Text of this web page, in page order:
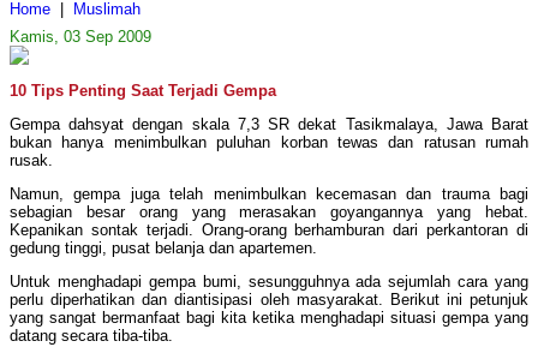
Home
Muslimah
Kamis, 03 Sep 2009
10 Tips Penting Saat Terjadi Gempa
Gempa dahsyat dengan skala 7,3 SR dekat Tasikmalaya, Jawa Barat
bukan hanya menimbulkan puluhan korban tewas dan ratusan rumah
rusak.
Namun, gempa juga telah menimbulkan kecemasan dan trauma bagi
sebagian besar orang yang merasakan goyangannya yang hebat.
Kepanikan sontak terjadi. Orang-orang berhamburan dari perkantoran di
gedung tinggi, pusat belanja dan apartemen.
Untuk menghadapi gempa bumi, sesungguhnya ada sejumlah cara yang
perlu diperhatikan dan diantisipasi oleh masyarakat. Berikut ini petunjuk
yang sangat bermanfaat bagi kita ketika menghadapi situasi gempa yang
datang secara tiba-tiba.